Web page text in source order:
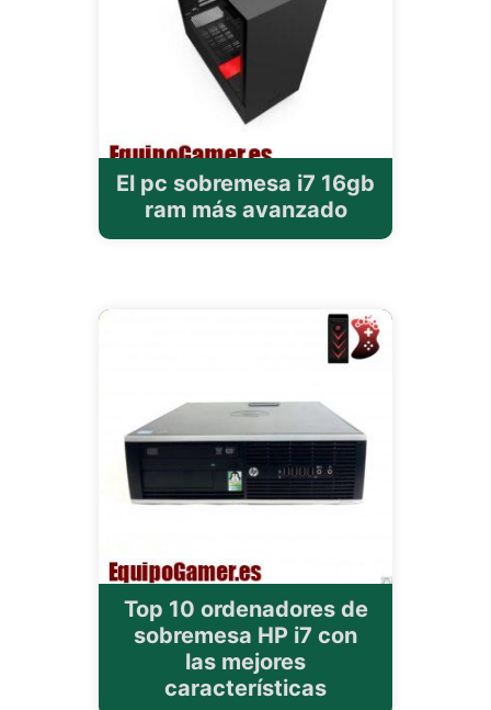
El pc sobremesa i7 16gb
ram más avanzado
Top 10 ordenadores de
sobremesa HP i7 con
las mejores
características